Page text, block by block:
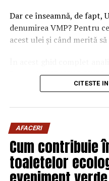
Dar ce înseamnă, de fapt,
denumirea VMP? Pentru
acest ulei și când merită
Ravenol VMP USVO
considerat unul dintre
Ravenol este un
fondat în anul 1946 și
pentru dezvoltarea de
CITESTE
AFACERI
Cum contribuie
toaletelor